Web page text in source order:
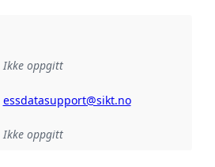
Ikke oppgitt
essdatasupport@sikt.no
Ikke oppgitt